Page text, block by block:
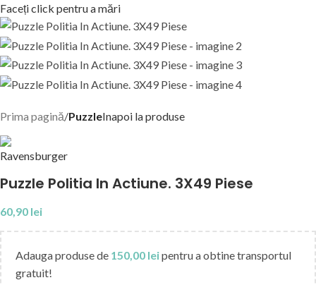
Faceți click pentru a mări
Prima pagină PuzzleInapoi la produse
Puzzle Politia In Actiune. 3X49 Piese
60,90 lei
Adauga produse de 150,00 leipentru a obtine transportul
gratuit!